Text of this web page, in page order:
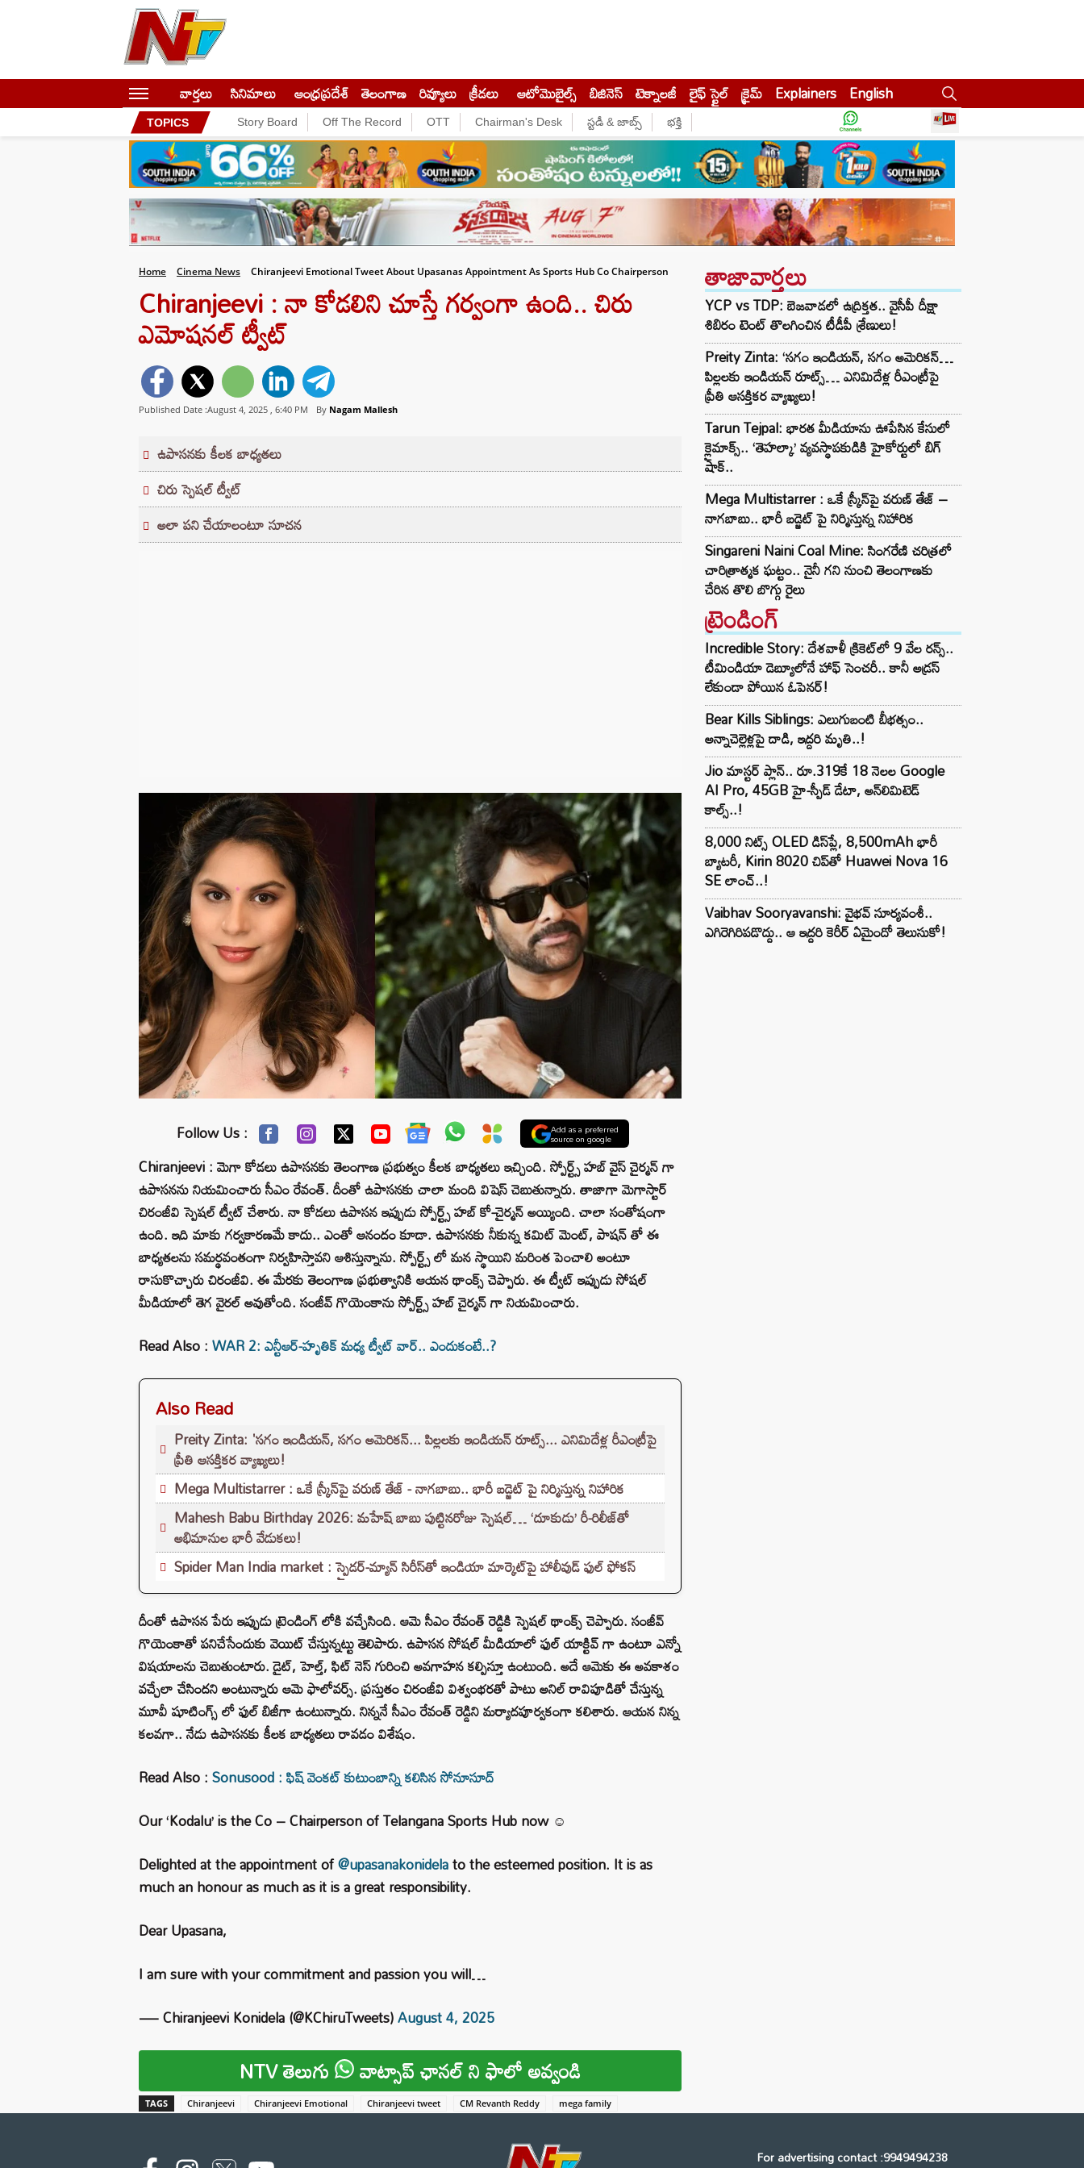
వార్తలు సినిమాలు ఆంధ్రప్రదేశ్ తెలంగాణ రివ్యూలు క్రీడలు ఆటోమొబైల్స్ బిజినెస్‌ టెక్నాలజీ లైఫ్ స్టైల్ క్రైమ్ Explainers English
TOPICS Story Board Off The Record OTT Chairman's Desk స్టడీ & జాబ్స్ భక్తి
Home Cinema News Chiranjeevi Emotional Tweet About Upasanas Appointment As Sports Hub Co Chairperson
Chiranjeevi : నా కోడలిని చూస్తే గర్వంగా ఉంది.. చిరు
ఎమోషనల్ ట్వీట్
Published Date :August 4, 2025 , 6:40 PM By Nagam Mallesh
ఉపాసనకు కీలక బాధ్యతలు
చిరు స్పెషల్ ట్వీట్
అలా పని చేయాలంటూ సూచన
Follow Us : Add as a preferred
source on google
Chiranjeevi : మెగా కోడలు ఉపాసనకు తెలంగాణ ప్రభుత్వం కీలక బాధ్యతలు ఇచ్చింది. స్పోర్ట్స్ హబ్ వైస్ చైర్మన్ గా
ఉపాసనను నియమించారు సీఎం రేవంత్. దీంతో ఉపాసనకు చాలా మంది విషెస్ చెబుతున్నారు. తాజాగా మెగాస్టార్
చిరంజీవి స్పెషల్ ట్వీట్ చేశారు. నా కోడలు ఉపాసన ఇప్పుడు స్పోర్ట్స్ హబ్ కో-చైర్మన్ అయ్యింది. చాలా సంతోషంగా
ఉంది. ఇది మాకు గర్వకారణమే కాదు.. ఎంతో ఆనందం కూడా. ఉపాసనకు నీకున్న కమిట్ మెంట్, పాషన్ తో ఈ
బాధ్యతలను సమర్థవంతంగా నిర్వహిస్తావని ఆశిస్తున్నాను. స్పోర్ట్స్ లో మన స్థాయిని మరింత పెంచాలి అంటూ
రాసుకొచ్చారు చిరంజీవి. ఈ మేరకు తెలంగాణ ప్రభుత్వానికి ఆయన థాంక్స్ చెప్పారు. ఈ ట్వీట్ ఇప్పుడు సోషల్
మీడియాలో తెగ వైరల్ అవుతోంది. సంజీవ్ గొయెంకాను స్పోర్ట్స్ హబ్ చైర్మన్ గా నియమించారు.
Read Also :WAR 2: ఎన్టీఆర్-హృతిక్ మధ్య ట్వీట్ వార్.. ఎందుకంటే..?
Also Read
Preity Zinta: 'సగం ఇండియన్, సగం అమెరికన్... పిల్లలకు ఇండియన్ రూట్స్... ఎనిమిదేళ్ల రీఎంట్రీపై
ప్రీతి ఆసక్తికర వ్యాఖ్యలు!
Mega Multistarrer : ఒకే స్క్రీన్‌పై వరుణ్ తేజ్ - నాగబాబు.. భారీ బడ్జెట్ పై నిర్మిస్తున్న నిహారిక
Mahesh Babu Birthday 2026: మహేష్ బాబు పుట్టినరోజు స్పెషల్… ‘దూకుడు’ రీ-రిలీజ్‌తో
అభిమానుల భారీ వేడుకలు!
Spider Man India market : స్పైడర్-మ్యాన్ సిరీస్‌తో ఇండియా మార్కెట్‌పై హాలీవుడ్ ఫుల్ ఫోకస్
దీంతో ఉపాసన పేరు ఇప్పుడు ట్రెండింగ్ లోకి వచ్చేసింది. ఆమె సీఎం రేవంత్ రెడ్డికి స్పెషల్ థాంక్స్ చెప్పారు. సంజీవ్
గొయెంకాతో పనిచేసేందుకు వెయిట్ చేస్తున్నట్టు తెలిపారు. ఉపాసన సోషల్ మీడియాలో ఫుల్ యాక్టివ్ గా ఉంటూ ఎన్నో
విషయాలను చెబుతుంటారు. డైట్, హెల్త్, ఫిట్ నెస్ గురించి అవగాహన కల్పిస్తూ ఉంటుంది. అదే ఆమెకు ఈ అవకాశం
వచ్చేలా చేసిందని అంటున్నారు ఆమె ఫాలోవర్స్. ప్రస్తుతం చిరంజీవి విశ్వంభరతో పాటు అనిల్ రావిపూడితో చేస్తున్న
మూవీ షూటింగ్స్ లో ఫుల్ బిజీగా ఉంటున్నారు. నిన్ననే సీఎం రేవంత్ రెడ్డిని మర్యాదపూర్వకంగా కలిశారు. ఆయన నిన్న
కలవగా.. నేడు ఉపాసనకు కీలక బాధ్యతలు రావడం విశేషం.
Read Also :Sonusood : ఫిష్ వెంకట్ కుటుంబాన్ని కలిసిన సోనూసూద్
Our ‘Kodalu’ is the Co – Chairperson of Telangana Sports Hub now ☺️
Delighted at the appointment of@upasanakonidelato the esteemed position. It is as
much an honour as much as it is a great responsibility.
Dear Upasana,
I am sure with your commitment and passion you will…
— Chiranjeevi Konidela (@KChiruTweets)August 4, 2025
NTV తెలుగు వాట్సాప్ ఛానల్ ని ఫాలో అవ్వండి
TAGS Chiranjeevi Chiranjeevi Emotional Chiranjeevi tweet CM Revanth Reddy mega family
తాజావార్తలు
YCP vs TDP: బెజవాడలో ఉద్రిక్తత.. వైసీపీ దీక్షా
శిబిరం టెంట్ తొలగించిన టీడీపీ శ్రేణులు!
Preity Zinta: ‘సగం ఇండియన్, సగం అమెరికన్…
పిల్లలకు ఇండియన్ రూట్స్… ఎనిమిదేళ్ల రీఎంట్రీపై
ప్రీతి ఆసక్తికర వ్యాఖ్యలు!
Tarun Tejpal: భారత మీడియాను ఊపేసిన కేసులో
క్లైమాక్స్.. ‘తెహల్కా’ వ్యవస్థాపకుడికి హైకోర్టులో బిగ్
షాక్..
Mega Multistarrer : ఒకే స్క్రీన్‌పై వరుణ్ తేజ్ –
నాగబాబు.. భారీ బడ్జెట్ పై నిర్మిస్తున్న నిహారిక
Singareni Naini Coal Mine: సింగరేణి చరిత్రలో
చారిత్రాత్మక ఘట్టం.. నైనీ గని నుంచి తెలంగాణకు
చేరిన తొలి బొగ్గు రైలు
ట్రెండింగ్‌
Incredible Story: దేశవాళీ క్రికెట్‌లో 9 వేల రన్స్..
టీమిండియా డెబ్యూలోనే హాఫ్ సెంచరీ.. కానీ అడ్రస్
లేకుండా పోయిన ఓపెనర్!
Bear Kills Siblings: ఎలుగుబంటి బీభత్సం..
అన్నాచెల్లెళ్లపై దాడి, ఇద్దరి మృతి..!
Jio మాస్టర్ ప్లాన్.. రూ.319కే 18 నెలల Google
AI Pro, 45GB హై-స్పీడ్ డేటా, అన్⁭లిమిటెడ్
కాల్స్..!
8,000 నిట్స్ OLED డిస్‌ప్లే, 8,500mAh భారీ
బ్యాటరీ, Kirin 8020 చిప్‌తో Huawei Nova 16
SE లాంచ్..!
Vaibhav Sooryavanshi: వైభవ్ సూర్యవంశీ..
ఎగిరెగిరిపడొద్దు.. ఆ ఇద్దరి కెరీర్ ఏమైందో తెలుసుకో!
For advertising contact :9949494238